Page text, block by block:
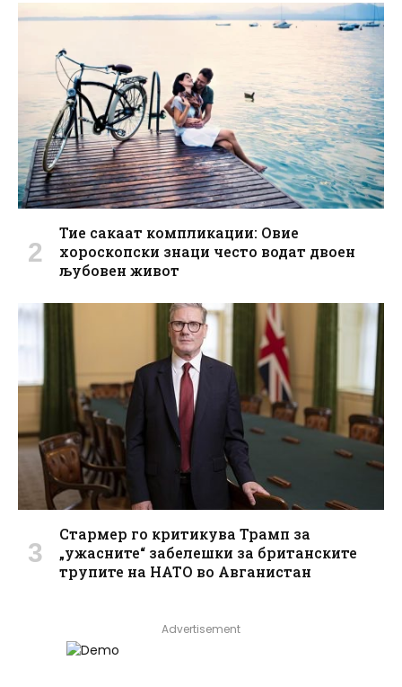
Тие сакаат компликации: Овие
хороскопски знаци често водат двоен
љубовен живот
Стармер го критикува Трамп за
„ужасните“ забелешки за британските
трупите на НАТО во Авганистан
Advertisement